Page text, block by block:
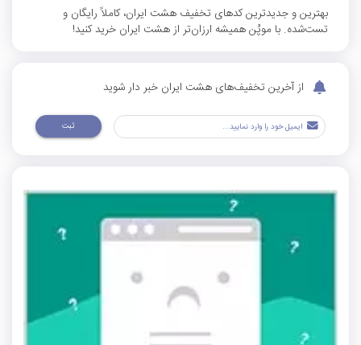
بهترین و جدیدترین کدهای تخفیف هشت ایران، کاملاً رایگان و
تست‌شده. با موپُن همیشه ارزان‌تر از هشت ایران خرید کنید!
از آخرین تخفیف‌های هشت ایران خبر دار شوید
ثبت